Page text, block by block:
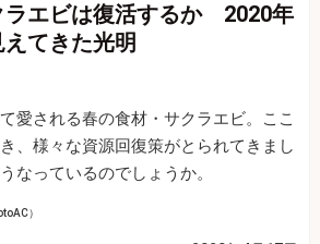
ラエビは復活するか 2020年
てきた光明
愛される春の食材・サクラエビ。ここ
、様々な資源回復策がとられてきまし
なっているのでしょうか。
）